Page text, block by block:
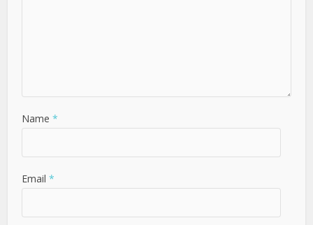
Name *
Email *